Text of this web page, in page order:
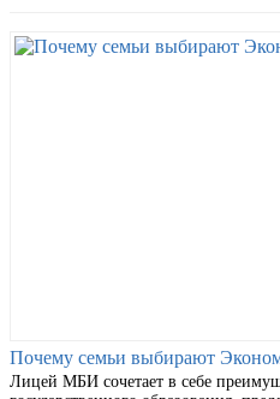
Почему семьи выбирают
Лицей МБИ сочетает в себе